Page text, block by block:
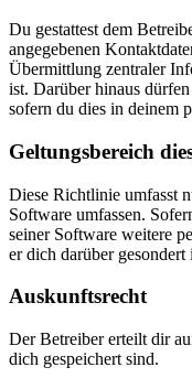
Du gestattest dem
angegebenen
Übermittlung zentraler
ist. Darüber hinaus
sofern du dies in deinem
Geltungsbereich
Diese Richtlinie umfasst
Software umfassen.
seiner Software weitere
er dich darüber gesondert
Auskunftsrecht
Der Betreiber erteilt dir
dich gespeichert sind.